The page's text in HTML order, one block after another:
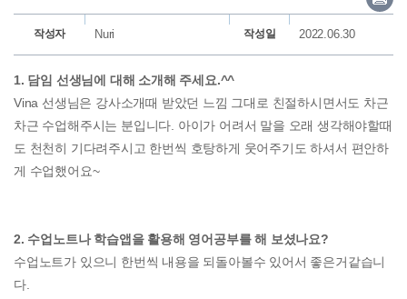
작성자 Nuri 작성일 2022.06.30
1. 담임 선생님에 대해 소개해 주세요.^^
Vina 선생님은 강사소개때 받았던 느낌 그대로 친절하시면서도 차근
차근 수업해주시는 분입니다. 아이가 어려서 말을 오래 생각해야할때
도 천천히 기다려주시고 한번씩 호탕하게 웃어주기도 하셔서 편안하
게 수업했어요~
2. 수업노트나 학습앱을 활용해 영어공부를 해 보셨나요?
수업노트가 있으니 한번씩 내용을 되돌아볼수 있어서 좋은거같습니
다.